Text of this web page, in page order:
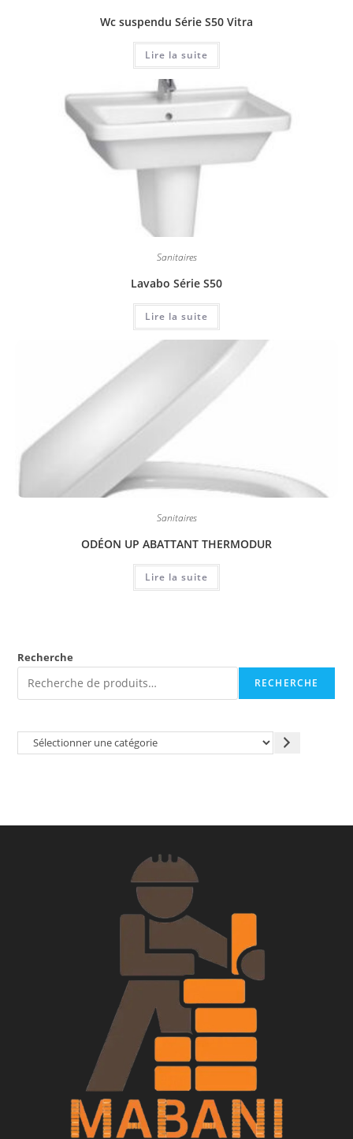
Wc suspendu Série S50 Vitra
Lire la suite
Sanitaires
Lavabo Série S50
Lire la suite
Sanitaires
ODÉON UP ABATTANT THERMODUR
Lire la suite
Recherche
RECHERCHE